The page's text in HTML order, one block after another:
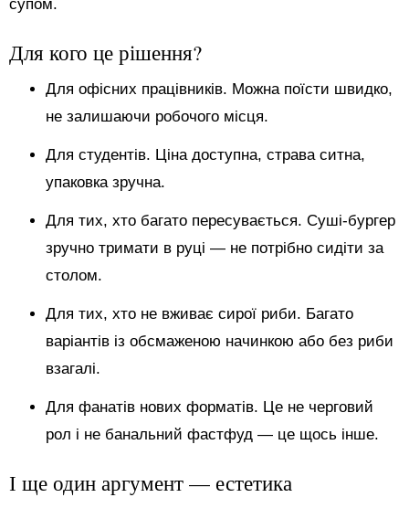
супом.
Для кого це рішення?
Для офісних працівників. Можна поїсти швидко,
не залишаючи робочого місця.
Для студентів. Ціна доступна, страва ситна,
упаковка зручна.
Для тих, хто багато пересувається. Суші-бургер
зручно тримати в руці — не потрібно сидіти за
столом.
Для тих, хто не вживає сирої риби. Багато
варіантів із обсмаженою начинкою або без риби
взагалі.
Для фанатів нових форматів. Це не черговий
рол і не банальний фастфуд — це щось інше.
І ще один аргумент — естетика